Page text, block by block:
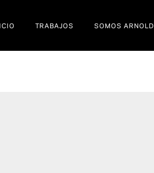
TRABAJOS SOMOS ARNOLD